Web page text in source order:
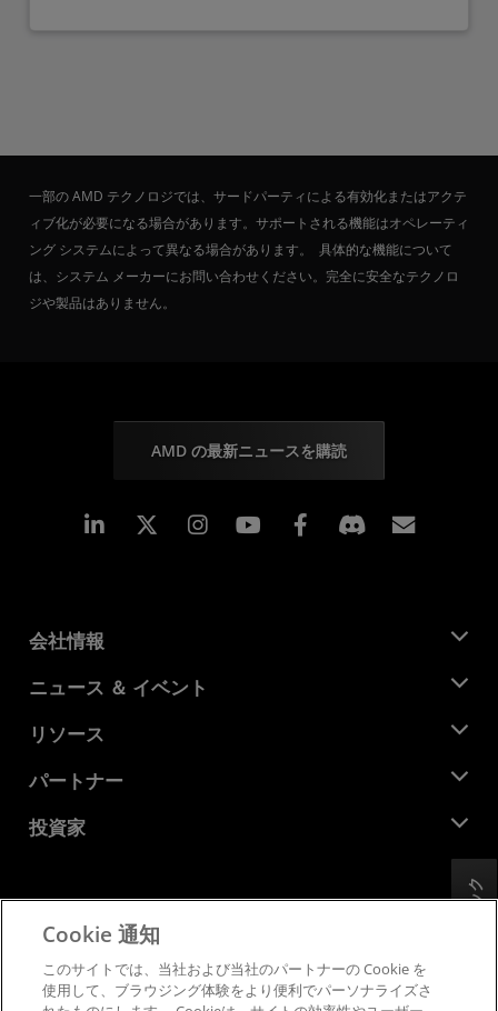
一部の AMD テクノロジでは、サードパーティによる有効化またはアクテ
ィブ化が必要になる場合があります。サポートされる機能はオペレーティ
ング システムによって異なる場合があります。 具体的な機能について
は、システム メーカーにお問い合わせください。完全に安全なテクノロ
ジや製品はありません。
AMD の最新ニュースを購読
Linkedin Instagram Facebook
会社情報
AMD について
企業責任
キャリア
お問い合わせ
ニュース ＆ イベント
ニュースルーム
メディア ライブラリ
リソース
デベロッパー セントラル
ケース スタディ
パートナー
AMD パートナー ハブ
投資家
財務情報
取締役会
SEC 提出書類
プライバシー
商標
フィードバック
Cookie 通知
このサイトでは、当社および当社のパートナーの Cookie を
使用して、ブラウジング体験をより便利でパーソナライズさ